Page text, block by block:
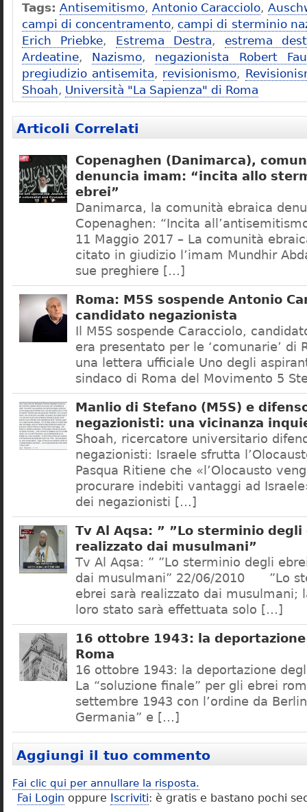
Tags: Antisemitismo, Antonio Caracciolo,
campi di concentramento, campi di sterminio
Erich Priebke, Estrema Destra, estrema
Ardeatine, Nazismo, negazionista Robert
pregiudizio antisemita, revisionismo,
Shoah, Università "La Sapienza" di Roma
Articoli Correlati
Copenaghen (Danimarca),
denuncia imam: “incita allo
ebrei”
Danimarca, la comunità ebraica
Copenaghen: “Incita
11 Maggio 2017 – La comunità
citato in giudizio l’imam Mundhir
sue preghiere […]
Roma: M5S sospende Antonio
candidato negazionista
Il M5S sospende Caracciolo,
era presentato per le ‘comunarie’ di
una lettera ufficiale Uno degli
sindaco di Roma del Movimento 5
Manlio di Stefano (M5S) e
negazionisti: una vicinanza
Shoah, ricercatore universitario
negazionisti: Israele sfrutta
Pasqua Ritiene che «l’Olocausto
procurare indebiti vantaggi ad
dei negazionisti […]
Tv Al Aqsa: ” ”Lo sterminio degli
realizzato dai musulmani”
Tv Al Aqsa: ” ”Lo sterminio degli
dai musulmani” 22/06/2010 ”Lo
ebrei sarà realizzato dai musulmani;
loro stato sarà effettuata solo […]
16 ottobre 1943: la
Roma
16 ottobre 1943: la deportazione
La “soluzione finale” per gli ebrei
settembre 1943 con l’ordine da
Germania” e […]
Aggiungi il tuo commento
Fai clic qui per annullare la risposta.
Fai Login oppure Iscriviti: è gratis e bastano pochi